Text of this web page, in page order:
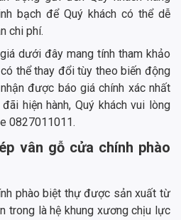
bạch để Quý khách có thể dễ
chi phí.
dưới đây mang tính tham khảo
thể thay đổi tùy theo biến động
được báo giá chính xác nhất
hiện hành, Quý khách vui lòng
0827011011.
vân gỗ cửa chính phào
phào biệt thự được sản xuất từ
trong là hệ khung xương chịu lực